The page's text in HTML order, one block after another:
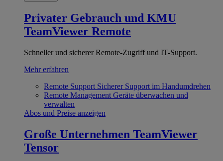
Privater Gebrauch und KMU
TeamViewer Remote
Schneller und sicherer Remote-Zugriff und IT-Support.
Mehr erfahren
Remote Support Sicherer Support im Handumdrehen
Remote Management Geräte überwachen und
verwalten
Abos und Preise anzeigen
Große Unternehmen TeamViewer
Tensor